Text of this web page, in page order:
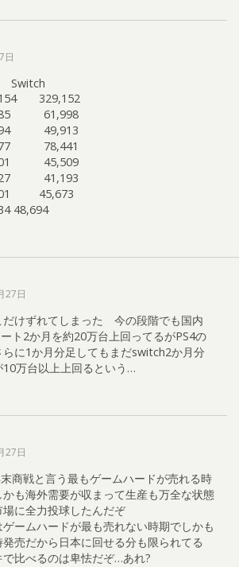
日
329,152
61,998
49,913
78,441
45,509
41,193
45,673
48,694
27日
だけずれてしまった 今の段階でも国内
ト2か月を約20万台上回ってるがPS4の
らに1か月分足してもまだswitch2か月分
10万台以上上回るという…
27日
商戦と言う最もゲームハードが売れる時
も海外需要が収まって生産も万全な状態
場に全力投球したんだぞ
ームハードが最も売れない時期でしかも
売だから日本に回せる分も限られてる
で比べるのは卑怯だぞ…あれ?